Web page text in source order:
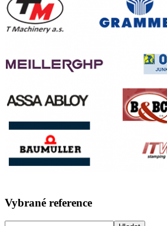
Vybrané reference